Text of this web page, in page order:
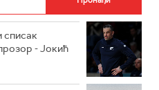
списак
- Јокић